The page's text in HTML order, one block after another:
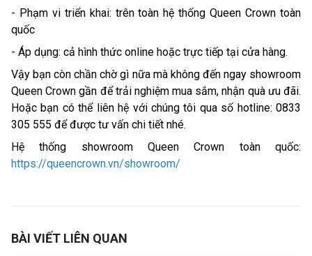
- Phạm vi triển khai: trên toàn hệ thống Queen Crown toàn
quốc
- Áp dụng: cả hình thức online hoặc trực tiếp tại cửa hàng.
Vậy bạn còn chần chờ gì nữa mà không đến ngay showroom
Queen Crown gần để trải nghiệm mua sắm, nhận quà ưu đãi.
Hoặc bạn có thể liên hệ với chúng tôi qua số hotline: 0833
305 555 để được tư vấn chi tiết nhé.
Hệ thống showroom Queen Crown toàn quốc:
https://queencrown.vn/showroom/
BÀI VIẾT LIÊN QUAN